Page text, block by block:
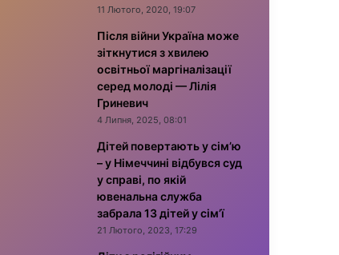
11 Лютого, 2020, 19:07
Після війни Україна може
зіткнутися з хвилею
освітньої маргіналізації
серед молоді — Лілія
Гриневич
4 Липня, 2025, 08:01
Дітей повертають у сім’ю
– у Німеччині відбувся суд
у справі, по якій
ювенальна служба
забрала 13 дітей у сім’ї
21 Лютого, 2023, 17:29